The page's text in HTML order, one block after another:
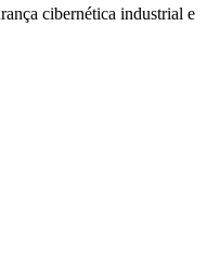
cibernética industrial e